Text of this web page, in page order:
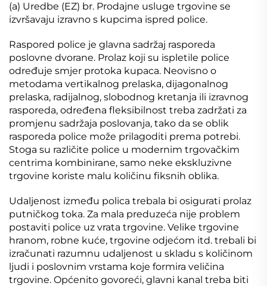
(a) Uredbe (EZ) br. Prodajne usluge trgovine se
izvršavaju izravno s kupcima ispred police.
Raspored police je glavna sadržaj rasporeda
poslovne dvorane. Prolaz koji su ispletile police
određuje smjer protoka kupaca. Neovisno o
metodama vertikalnog prelaska, dijagonalnog
prelaska, radijalnog, slobodnog kretanja ili izravnog
rasporeda, određena fleksibilnost treba zadržati za
promjenu sadržaja poslovanja, tako da se oblik
rasporeda police može prilagoditi prema potrebi.
Stoga su različite police u modernim trgovačkim
centrima kombinirane, samo neke ekskluzivne
trgovine koriste malu količinu fiksnih oblika.
Udaljenost između polica trebala bi osigurati prolaz
putničkog toka. Za mala preduzeća nije problem
postaviti police uz vrata trgovine. Velike trgovine
hranom, robne kuće, trgovine odjećom itd. trebali bi
izračunati razumnu udaljenost u skladu s količinom
ljudi i poslovnim vrstama koje formira veličina
trgovine. Općenito govoreći, glavni kanal treba biti